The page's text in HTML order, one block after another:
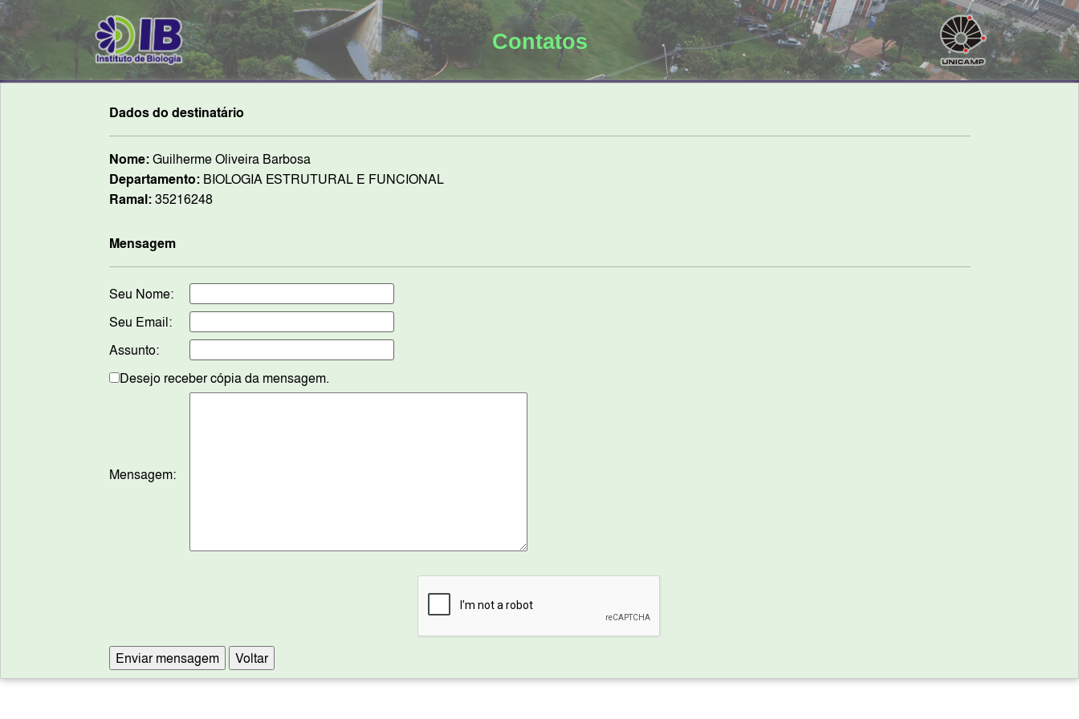
Contatos
Dados do destinatário
Nome:Guilherme Oliveira Barbosa
Departamento:BIOLOGIA ESTRUTURAL E FUNCIONAL
Ramal:35216248
Mensagem
Seu Nome:
Seu Email:
Assunto:
Desejo receber cópia da mensagem.
Mensagem: